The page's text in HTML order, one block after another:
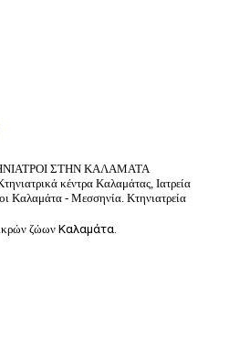
ΣΤΗΝ ΚΑΛΑΜΑΤΑ
κέντρα Καλαμάτας, Ιατρεία
Καλαμάτα - Μεσσηνία. Κτηνιατρεία
ζώων Καλαμάτα.